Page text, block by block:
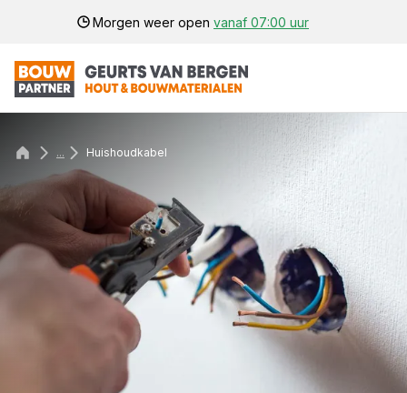
Morgen weer open vanaf 07:00 uur
... Huishoudkabel